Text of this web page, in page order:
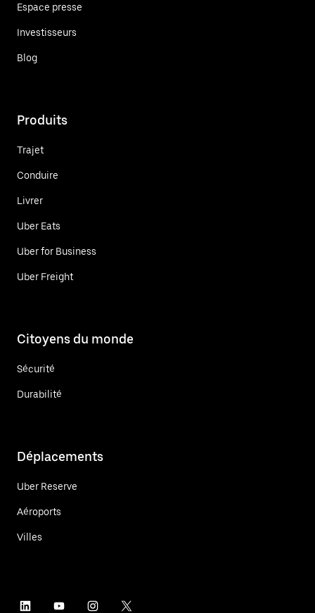
Espace presse
Investisseurs
Blog
Produits
Trajet
Conduire
Livrer
Uber Eats
Uber for Business
Uber Freight
Citoyens du monde
Sécurité
Durabilité
Déplacements
Uber Reserve
Aéroports
Villes